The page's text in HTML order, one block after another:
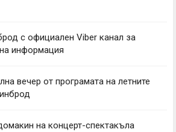
с официален Viber канал за
информация
вечер от програмата на летните
на концерт-спектакъла